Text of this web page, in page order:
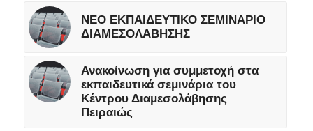
ΝΕΟ ΕΚΠΑΙΔΕΥΤΙΚΟ ΣΕΜΙΝΑΡΙΟ
ΔΙΑΜΕΣΟΛΑΒΗΣΗΣ
Ανακοίνωση για συμμετοχή στα
εκπαιδευτικά σεμινάρια του
Κέντρου Διαμεσολάβησης
Πειραιώς